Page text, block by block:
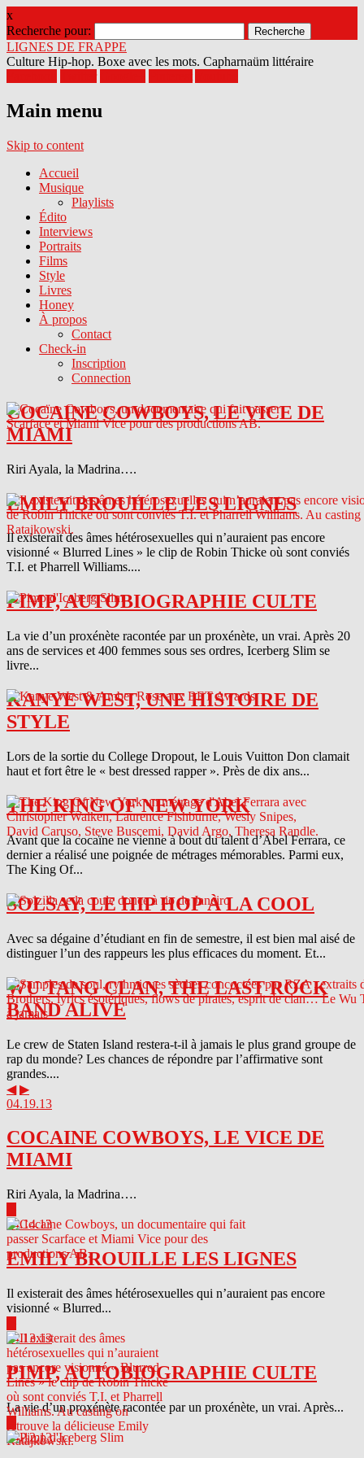
x
Recherche pour:
LIGNES DE FRAPPE
Culture Hip-hop. Boxe avec les mots. Capharnaüm littéraire
Main menu
Skip to content
Accueil
Musique
Playlists
Édito
Interviews
Portraits
Films
Style
Livres
Honey
À propos
Contact
Check-in
Inscription
Connection
COCAINE COWBOYS, LE VICE DE
MIAMI
Riri Ayala, la Madrina….
EMILY BROUILLE LES LIGNES
Il existerait des âmes hétérosexuelles qui n’auraient pas encore
visionné « Blurred Lines » le clip de Robin Thicke où sont conviés
T.I. et Pharrell Williams....
PIMP, AUTOBIOGRAPHIE CULTE
La vie d’un proxénète racontée par un proxénète, un vrai. Après 20
ans de services et 400 femmes sous ses ordres, Icerberg Slim se
livre...
KANYE WEST, UNE HISTOIRE DE
STYLE
Lors de la sortie du College Dropout, le Louis Vuitton Don clamait
haut et fort être le « best dressed rapper ». Près de dix ans...
THE KING OF NEW YORK
Avant que la cocaïne ne vienne à bout du talent d’Abel Ferrara, ce
dernier a réalisé une poignée de métrages mémorables. Parmi eux,
The King Of...
SOLSAY, LE HIP HOP À LA COOL
Avec sa dégaine d’étudiant en fin de semestre, il est bien mal aisé de
distinguer l’un des rappeurs les plus efficaces du moment. Et...
WU TANG CLAN, THE LAST ROCK
BAND ALIVE
Le crew de Staten Island restera-t-il à jamais le plus grand groupe de
rap du monde? Les chances de répondre par l’affirmative sont
grandes....
◀ ▶
04.19.13
COCAINE COWBOYS, LE VICE DE
MIAMI
Riri Ayala, la Madrina….
04.14.13
EMILY BROUILLE LES LIGNES
Il existerait des âmes hétérosexuelles qui n’auraient pas encore
visionné « Blurred...
04.13.13
PIMP, AUTOBIOGRAPHIE CULTE
La vie d’un proxénète racontée par un proxénète, un vrai. Après...
04.12.13